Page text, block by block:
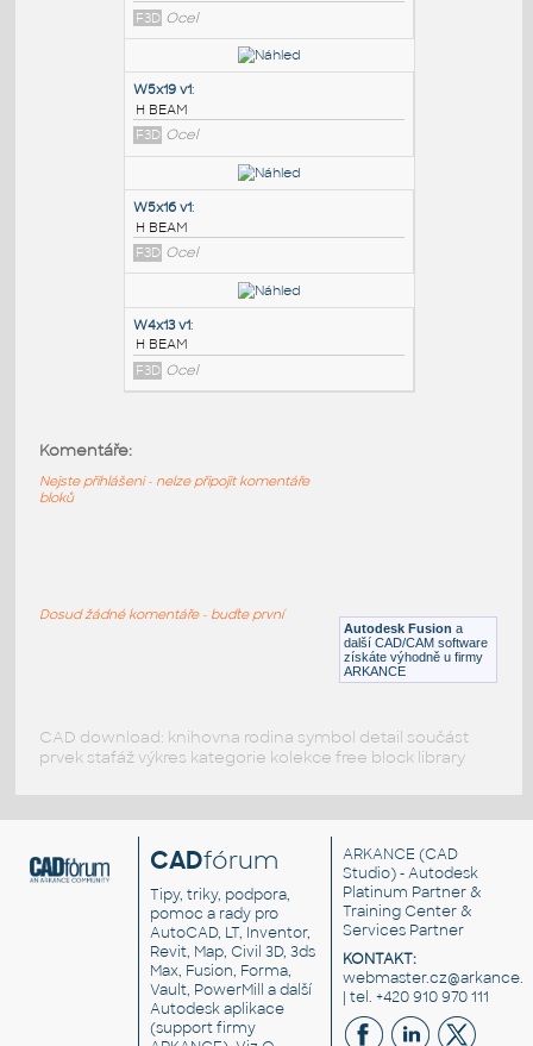
PODOBNÉ BLOKY:
W6x8.5 v1:
F3D Ocel
H BEAM
F3D Ocel
F3D Ocel
Autodesk Fusion a
další CAD/CAM software
získáte výhodně u firmy
ARKANCE
Komentáře:
Nejste přihlášeni - nelze připojit komentáře
bloků
Dosud žádné komentáře - buďte první
CAD download: knihovna rodina symbol detail součást
prvek stafáž výkres kategorie kolekce free block library
CADfórum
Tipy, triky, podpora,
pomoc a rady pro
AutoCAD, LT, Inventor,
Revit, Map, Civil 3D, 3ds
Max, Fusion, Forma,
Vault, PowerMill a další
Autodesk aplikace
(support firmy
ARKANCE (CAD
Studio) - Autodesk
Platinum Partner &
Training Center &
Services Partner
KONTAKT:
| tel. +420 910 970 111